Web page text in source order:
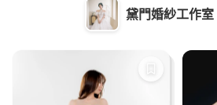
黛門婚紗工作室